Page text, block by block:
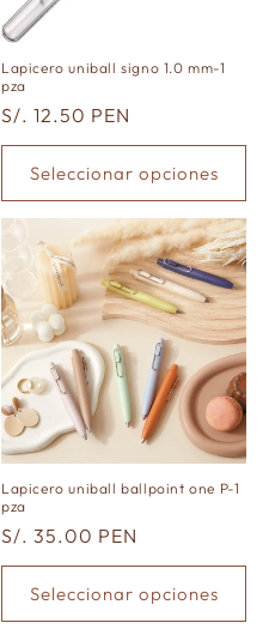
Lapicero uniball signo 1.0 mm-1
pza
Precio
habitual
S/. 12.50 PEN
Seleccionar opciones
Lapicero uniball ballpoint one P-1
pza
Precio
habitual
S/. 35.00 PEN
Seleccionar opciones